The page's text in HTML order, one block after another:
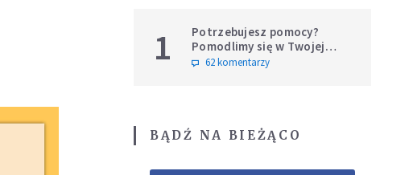
1
Potrzebujesz pomocy?
Pomodlimy się w Twojej
intencji
62 komentarzy
BĄDŹ NA BIEŻĄCO